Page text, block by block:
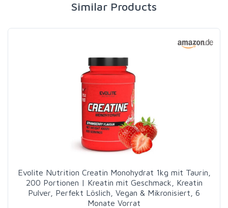
Similar Products
Evolite Nutrition Creatin Monohydrat 1kg mit Taurin,
200 Portionen | Kreatin mit Geschmack, Kreatin
Pulver, Perfekt Löslich, Vegan & Mikronisiert, 6
Monate Vorrat